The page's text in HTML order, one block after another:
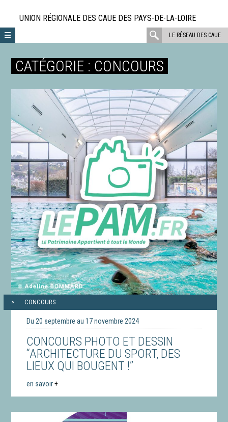
directement
au
contenu
UNION RÉGIONALE DES CAUE DES PAYS-DE-LA-LOIRE
LE RÉSEAU DES CAUE
rechercher
:
CATÉGORIE : CONCOURS
CONCOURS
Du 20 septembre au 17 novembre 2024
CONCOURS PHOTO ET DESSIN
“ARCHITECTURE DU SPORT, DES
LIEUX QUI BOUGENT !”
en savoir+